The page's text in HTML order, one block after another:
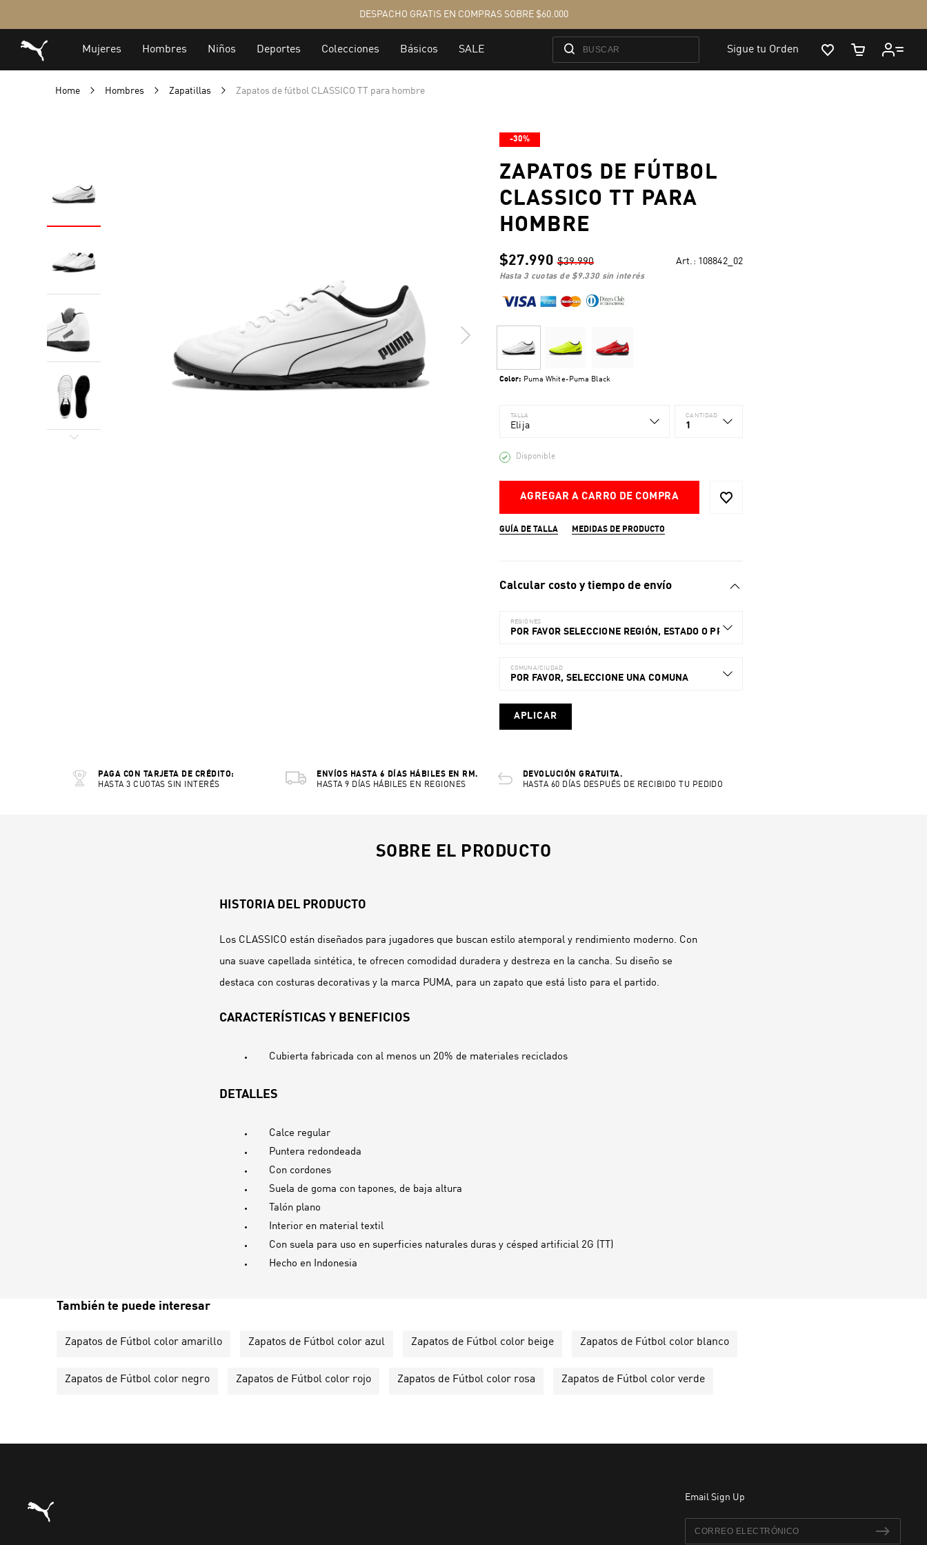
Home Hombres Zapatillas Zapatos de fútbol CLASSICO TT para hombre
-30%
ZAPATOS DE FÚTBOL
CLASSICO TT PARA
HOMBRE
$27.990 $39.990 Art.: 108842_02
hasta 3 cuotas de $9.330sin interés
Color: Puma White-Puma Black
TALLA
Elija
CANTIDAD
1
Disponible
AGREGAR A CARRO DE COMPRA
GUÍA DE TALLA MEDIDAS DE PRODUCTO
Calcular costo y tiempo de envío
REGIONES
POR FAVOR SELECCIONE REGIÓN, ESTADO O PROVINCIA.
COMUNA/CIUDAD
POR FAVOR, SELECCIONE UNA COMUNA
APLICAR
PAGA CON TARJETA DE CRÉDITO:
HASTA 3 CUOTAS SIN INTERÉS
ENVÍOS HASTA 6 DÍAS HÁBILES EN RM.
HASTA 9 DÍAS HÁBILES EN REGIONES
DEVOLUCIÓN GRATUITA.
HASTA 60 DÍAS DESPUÉS DE RECIBIDO TU PEDIDO
SOBRE EL PRODUCTO
HISTORIA DEL PRODUCTO
Los CLASSICO están diseñados para jugadores que buscan estilo atemporal y rendimiento moderno. Con
una suave capellada sintética, te ofrecen comodidad duradera y destreza en la cancha. Su diseño se
destaca con costuras decorativas y la marca PUMA, para un zapato que está listo para el partido.
CARACTERÍSTICAS Y BENEFICIOS
Cubierta fabricada con al menos un 20% de materiales reciclados
DETALLES
Calce regular
Puntera redondeada
Con cordones
Suela de goma con tapones, de baja altura
Talón plano
Interior en material textil
Con suela para uso en superficies naturales duras y césped artificial 2G (TT)
Hecho en Indonesia
También te puede interesar
Zapatos de Fútbol color amarillo Zapatos de Fútbol color azul Zapatos de Fútbol color beige Zapatos de Fútbol color blanco
Zapatos de Fútbol color negro Zapatos de Fútbol color rojo Zapatos de Fútbol color rosa Zapatos de Fútbol color verde